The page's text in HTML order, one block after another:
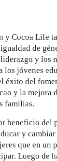
y Cocoa Life
de
y los
los jóvenes
éxito del
y la mejora
familias.
beneficio del
y
que en un
Luego de